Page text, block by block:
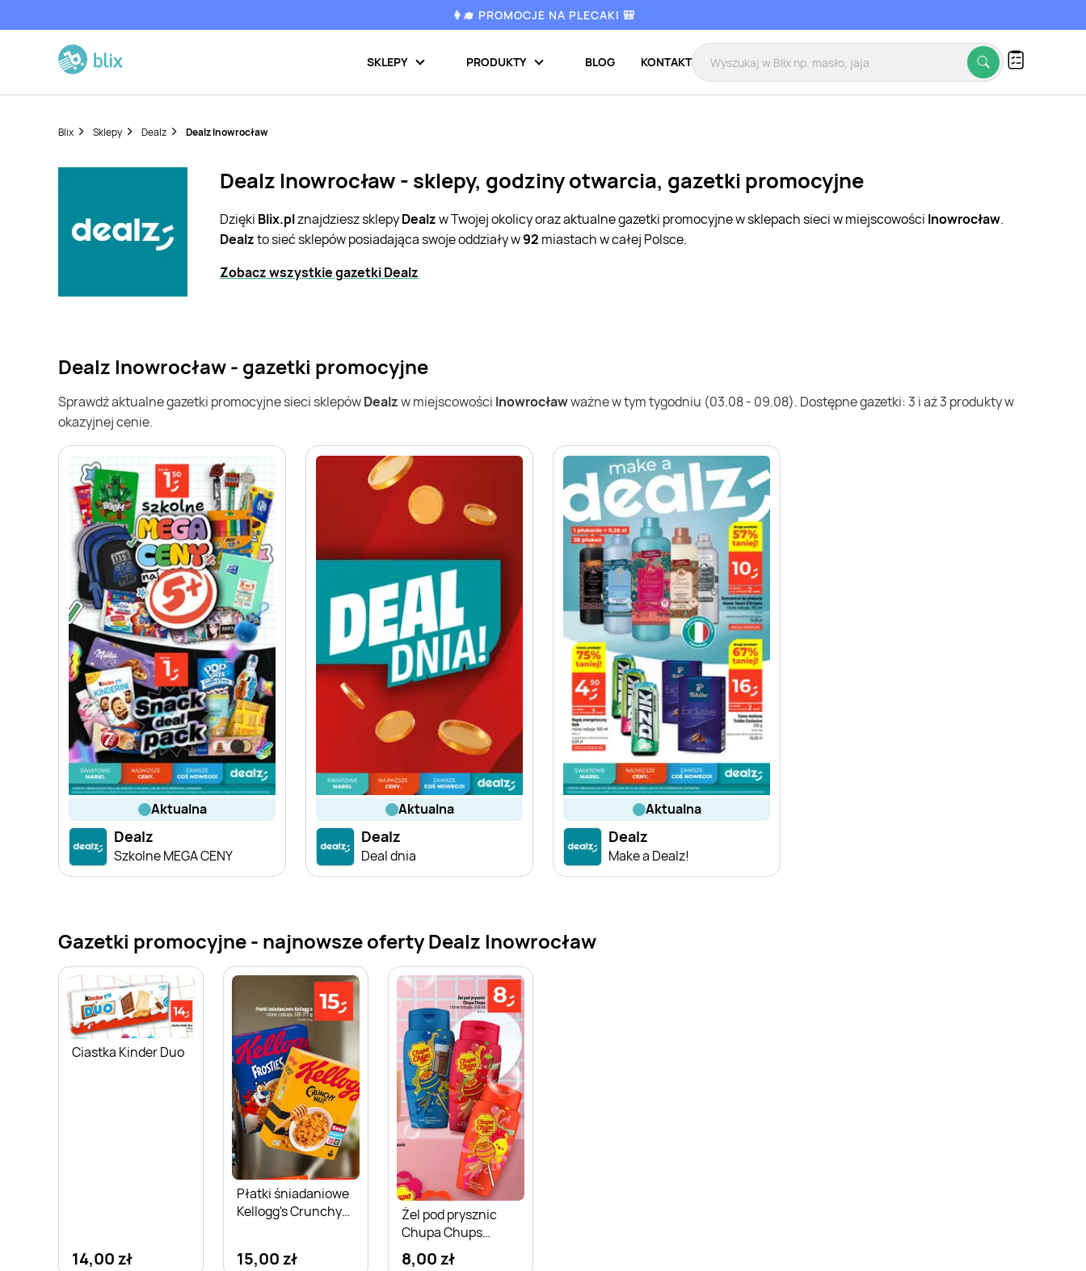
👩‍🎓 PROMOCJE NA PLECAKI 🎒
SKLEPY PRODUKTY BLOG KONTAKT
Blix Sklepy Dealz Dealz Inowrocław
Dealz Inowrocław - sklepy, godziny otwarcia, gazetki promocyjne
Dzięki Blix.plznajdziesz sklepyDealzw Twojej okolicy oraz aktualne gazetki promocyjne w sklepach sieci w miejscowości Inowrocław.
Dealzto sieć sklepów posiadająca swoje oddziały w92 miastach w całej Polsce.
Zobacz wszystkie gazetki Dealz
Dealz Inowrocław - gazetki promocyjne
Sprawdź aktualne gazetki promocyjne sieci sklepówDealzw miejscowości Inowrocławważne w tym tygodniu (03.08 - 09.08). Dostępne gazetki: 3 i aż 3 produkty w
okazyjnej cenie.
aktualna
Dealz
Szkolne MEGA CENY
aktualna
Dealz
Deal dnia
aktualna
Dealz
Make a Dealz!
Gazetki promocyjne - najnowsze oferty Dealz Inowrocław
Ciastka Kinder Duo
14,00 zł
Płatki śniadaniowe
Kellogg's Crunchy
15,00 zł
Żel pod prysznic
Chupa Chups
Cheeky Cherry
8,00 zł